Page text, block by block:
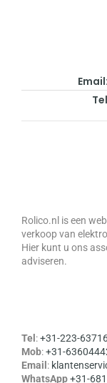
Rolico.nl is een
verkoop van
Hier kunt u ons
adviseren.
Tel :+31-223-
Mob:+31-
Email :
WhatsApp+31-